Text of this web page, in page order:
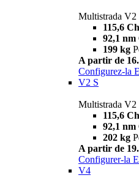
Multistrada V2
115,6 Ch
92,1 nm
199 kg
A partir de
Configurez-la
V2 S
Multistrada V2
115,6 Ch
92,1 nm
202 kg
A partir de
Configurer-la
V4